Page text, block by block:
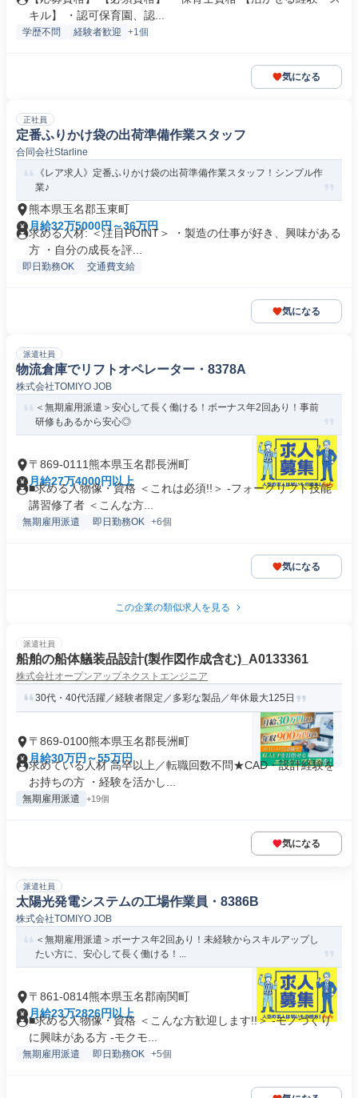
キル】 ・認可保育園、認...
学歴不問 経験者歓迎 +1個
気になる
正社員
定番ふりかけ袋の出荷準備作業スタッフ
合同会社Starline
《レア求人》定番ふりかけ袋の出荷準備作業スタッフ！シンプル作
業♪
熊本県玉名郡玉東町
月給32万5000円～36万円
求める人材: ＜注目POINT＞ ・製造の仕事が好き、興味がある
方 ・自分の成長を評...
即日勤務OK 交通費支給
気になる
派遣社員
物流倉庫でリフトオペレーター・8378A
株式会社TOMIYO JOB
＜無期雇用派遣＞安心して長く働ける！ボーナス年2回あり！事前
研修もあるから安心◎
〒869-0111熊本県玉名郡長洲町
月給27万4000円以上
■求める人物像・資格 ＜これは必須!!＞ -フォークリフト技能
講習修了者 ＜こんな方...
無期雇用派遣 即日勤務OK +6個
気になる
この企業の類似求人を見る
派遣社員
船舶の船体艤装品設計(製作図作成含む)_A0133361
株式会社オープンアップネクストエンジニア
30代・40代活躍／経験者限定／多彩な製品／年休最大125日
〒869-0100熊本県玉名郡長洲町
月給30万円～55万円
求めている人材 高卒以上／転職回数不問★CAD・設計経験を
お持ちの方 ・経験を活かし...
無期雇用派遣 +19個
気になる
派遣社員
太陽光発電システムの工場作業員・8386B
株式会社TOMIYO JOB
＜無期雇用派遣＞ボーナス年2回あり！未経験からスキルアップし
たい方に、安心して長く働ける！...
〒861-0814熊本県玉名郡南関町
月給23万2826円以上
■求める人物像・資格 ＜こんな方歓迎します!!＞ -モノづくり
に興味がある方 -モクモ...
無期雇用派遣 即日勤務OK +5個